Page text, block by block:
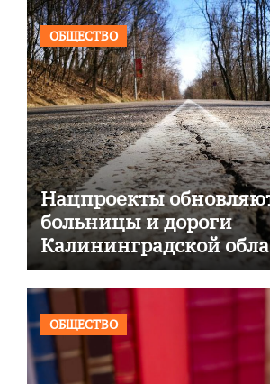
ОБЩЕСТВО
Нацпроекты
больницы и дороги
Калининградской
ОБЩЕСТВО